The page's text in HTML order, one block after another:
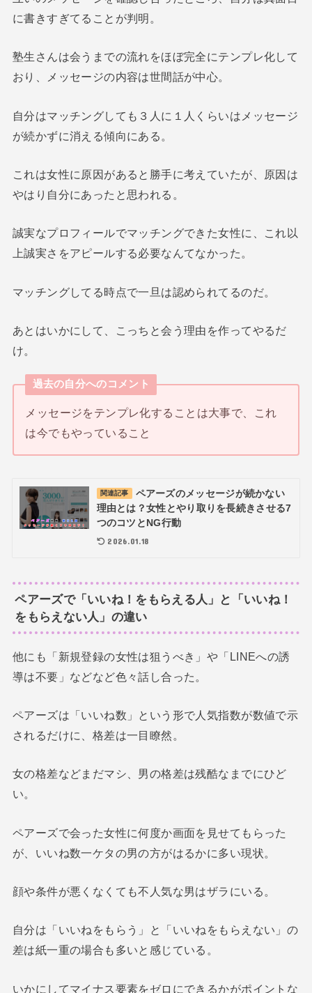
に書きすぎてることが判明。
塾生さんは会うまでの流れをほぼ完全にテンプレ化して
おり、メッセージの内容は世間話が中心。
自分はマッチングしても３人に１人くらいはメッセージ
が続かずに消える傾向にある。
これは女性に原因があると勝手に考えていたが、原因は
やはり自分にあったと思われる。
誠実なプロフィールでマッチングできた女性に、これ以
上誠実さをアピールする必要なんてなかった。
マッチングしてる時点で一旦は認められてるのだ。
あとはいかにして、こっちと会う理由を作ってやるだ
け。
過去の自分へのコメント
メッセージをテンプレ化することは大事で、これ
は今でもやっていること
関連記事
ペアーズのメッセージが続かない
理由とは？女性とやり取りを長続きさせる7
つのコツとNG行動
2026.01.18
ペアーズで「いいね！をもらえる人」と「いいね！
をもらえない人」の違い
他にも「新規登録の女性は狙うべき」や「LINEへの誘
導は不要」などなど色々話し合った。
ペアーズは「いいね数」という形で人気指数が数値で示
されるだけに、格差は一目瞭然。
女の格差などまだマシ、男の格差は残酷なまでにひど
い。
ペアーズで会った女性に何度か画面を見せてもらった
が、いいね数一ケタの男の方がはるかに多い現状。
顔や条件が悪くなくても不人気な男はザラにいる。
自分は「いいねをもらう」と「いいねをもらえない」の
差は紙一重の場合も多いと感じている。
いかにしてマイナス要素をゼロにできるかがポイントな